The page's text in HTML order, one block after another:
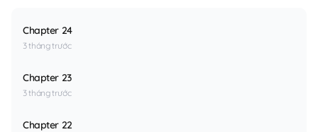
Chapter 24
3 tháng trước
Chapter 23
3 tháng trước
Chapter 22